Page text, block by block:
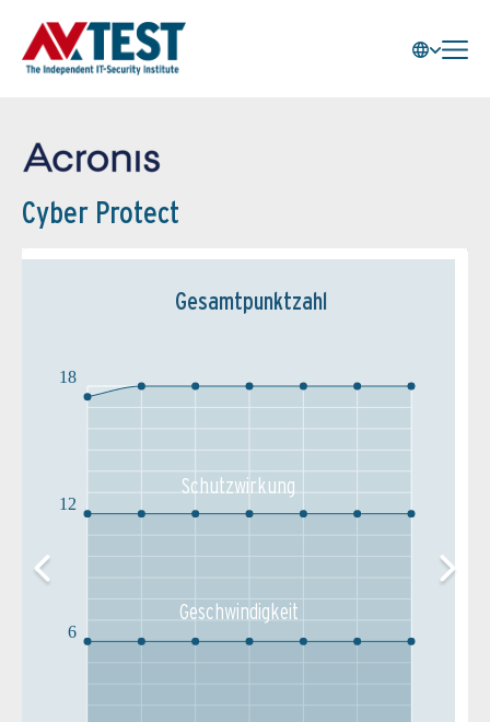
Cyber Protect
Gesamtpunktzahl
6
12
18
Schutz­wirkung
Geschw­indigkeit